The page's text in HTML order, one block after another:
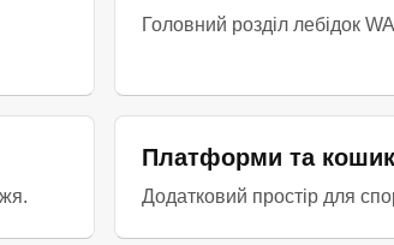
Головний розділ лебідок
Платформи та
Додатковий простір для